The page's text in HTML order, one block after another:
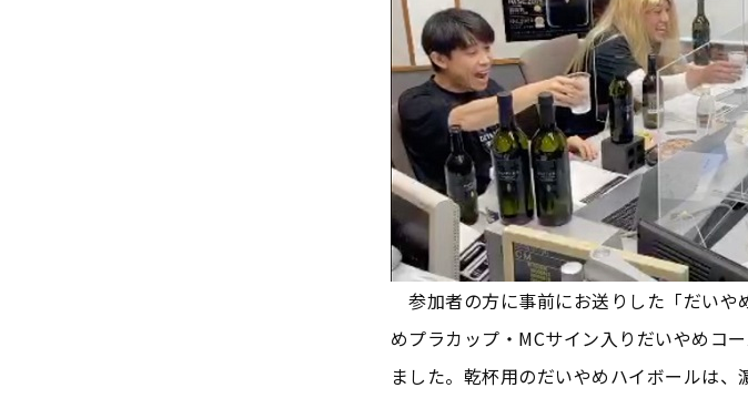
参加者の方に事前にお送りした「だい
めプラカップ・MCサイン入りだいやめコ
ました。乾杯用のだいやめハイボールは